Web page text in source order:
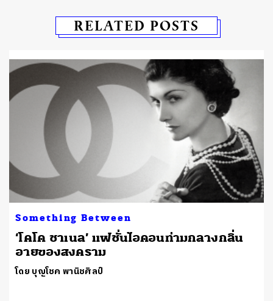
RELATED POSTS
Something Between
‘โคโค ชาเนล’ แฟชั่นไอคอนท่ามกลางกลิ่น
อายของสงคราม
โดย บุญโชค พานิชศิลป์